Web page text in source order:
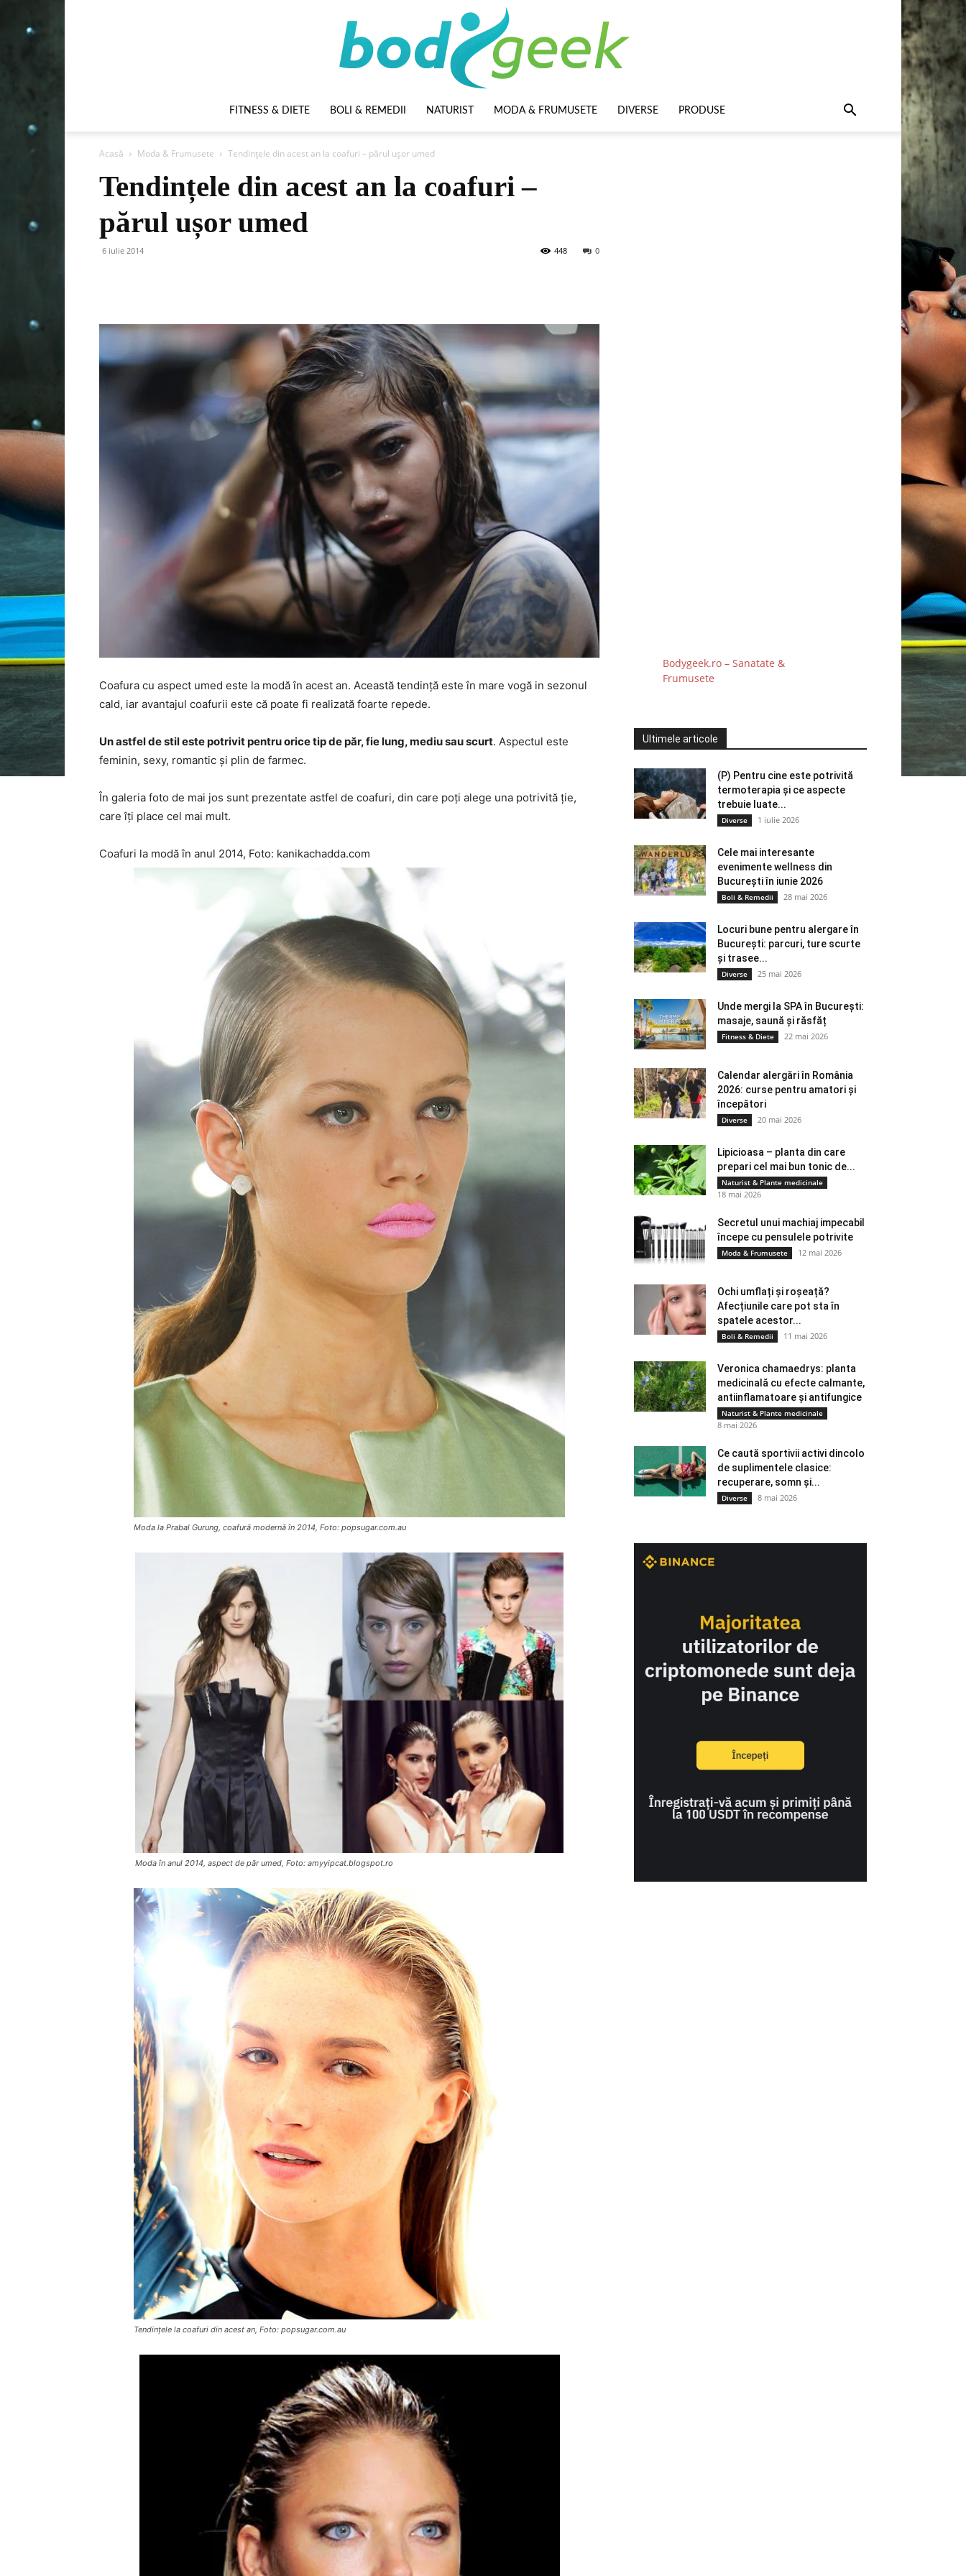
FITNESS & DIETE BOLI & REMEDII NATURIST MODA & FRUMUSETE DIVERSE PRODUSE
Acasă Moda & Frumusete Tendințele din acest an la coafuri – părul ușor umed
Tendințele din acest an la coafuri –
părul ușor umed
6 iulie 2014 0
448
Coafura cu aspect umed este la modă în acest an. Această tendință este în mare vogă in sezonul
cald, iar avantajul coafurii este că poate fi realizată foarte repede.
Un astfel de stil este potrivit pentru orice tip de păr, fie lung, mediu sau scurt. Aspectul este
feminin, sexy, romantic și plin de farmec.
În galeria foto de mai jos sunt prezentate astfel de coafuri, din care poți alege una potrivită ție,
care îți place cel mai mult.
Coafuri la modă în anul 2014, Foto: kanikachadda.com
Moda la Prabal Gurung, coafură modernă în 2014, Foto: popsugar.com.au
Moda în anul 2014, aspect de păr umed, Foto: amyyipcat.blogspot.ro
Tendințele la coafuri din acest an, Foto: popsugar.com.au
Bodygeek.ro – Sanatate &
Frumusete
Ultimele articole
(P) Pentru cine este potrivită
termoterapia și ce aspecte
trebuie luate...
Diverse 1 iulie 2026
Cele mai interesante
evenimente wellness din
București în iunie 2026
Boli & Remedii 28 mai 2026
Locuri bune pentru alergare în
București: parcuri, ture scurte
și trasee...
Diverse 25 mai 2026
Unde mergi la SPA în București:
masaje, saună și răsfăț
Fitness & Diete 22 mai 2026
Calendar alergări în România
2026: curse pentru amatori și
începători
Diverse 20 mai 2026
Lipicioasa – planta din care
prepari cel mai bun tonic de...
Naturist & Plante medicinale
18 mai 2026
Secretul unui machiaj impecabil
începe cu pensulele potrivite
Moda & Frumusete 12 mai 2026
Ochi umflați și roșeață?
Afecțiunile care pot sta în
spatele acestor...
Boli & Remedii 11 mai 2026
Veronica chamaedrys: planta
medicinală cu efecte calmante,
antiinflamatoare și antifungice
Naturist & Plante medicinale
8 mai 2026
Ce caută sportivii activi dincolo
de suplimentele clasice:
recuperare, somn și...
Diverse 8 mai 2026